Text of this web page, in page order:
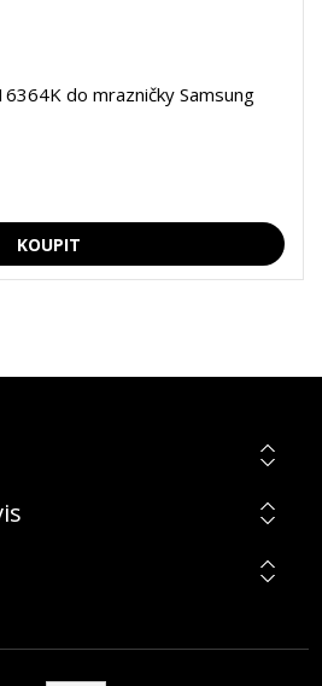
do mrazničky Samsung